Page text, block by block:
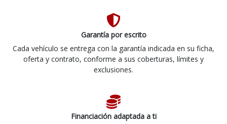
Garantía por escrito
Cada vehículo se entrega con la garantía indicada en su ficha,
oferta y contrato, conforme a sus coberturas, límites y
exclusiones.
Financiación adaptada a ti